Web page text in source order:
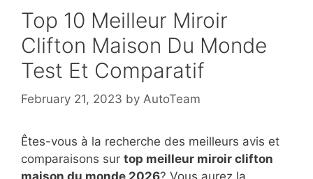
Top 10 Meilleur Miroir
Clifton Maison Du Monde
Test Et Comparatif
February 21, 2023 by AutoTeam
Êtes-vous à la recherche des meilleurs avis et
comparaisons sur top meilleur miroir clifton